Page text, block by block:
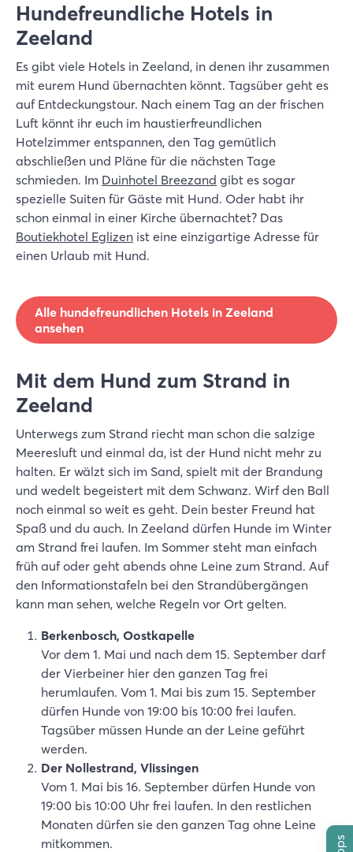
Hundefreundliche Hotels in
Zeeland
Es gibt viele Hotels in Zeeland, in denen ihr zusammen
mit eurem Hund übernachten könnt. Tagsüber geht es
auf Entdeckungstour. Nach einem Tag an der frischen
Luft könnt ihr euch im haustierfreundlichen
Hotelzimmer entspannen, den Tag gemütlich
abschließen und Pläne für die nächsten Tage
schmieden. Im Duinhotel Breezand gibt es sogar
spezielle Suiten für Gäste mit Hund. Oder habt ihr
schon einmal in einer Kirche übernachtet? Das
Boutiekhotel Eglizen ist eine einzigartige Adresse für
einen Urlaub mit Hund.
Alle hundefreundlichen Hotels in Zeeland
ansehen
Mit dem Hund zum Strand in
Zeeland
Unterwegs zum Strand riecht man schon die salzige
Meeresluft und einmal da, ist der Hund nicht mehr zu
halten. Er wälzt sich im Sand, spielt mit der Brandung
und wedelt begeistert mit dem Schwanz. Wirf den Ball
noch einmal so weit es geht. Dein bester Freund hat
Spaß und du auch. In Zeeland dürfen Hunde im Winter
am Strand frei laufen. Im Sommer steht man einfach
früh auf oder geht abends ohne Leine zum Strand. Auf
den Informationstafeln bei den Strandübergängen
kann man sehen, welche Regeln vor Ort gelten.
Berkenbosch, Oostkapelle
Vor dem 1. Mai und nach dem 15. September darf
der Vierbeiner hier den ganzen Tag frei
herumlaufen. Vom 1. Mai bis zum 15. September
dürfen Hunde von 19:00 bis 10:00 frei laufen.
Tagsüber müssen Hunde an der Leine geführt
werden.
Der Nollestrand, Vlissingen
Vom 1. Mai bis 16. September dürfen Hunde von
19:00 bis 10:00 Uhr frei laufen. In den restlichen
Monaten dürfen sie den ganzen Tag ohne Leine
mitkommen.